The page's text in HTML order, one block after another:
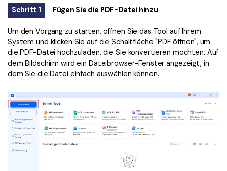
Schritt 1 Fügen Sie die PDF-Datei hinzu
Um den Vorgang zu starten, öffnen Sie das Tool auf Ihrem
System und klicken Sie auf die Schaltfläche "PDF öffnen", um
die PDF-Datei hochzuladen, die Sie konvertieren möchten. Auf
dem Bildschirm wird ein Dateibrowser-Fenster angezeigt, in
dem Sie die Datei einfach auswählen können.